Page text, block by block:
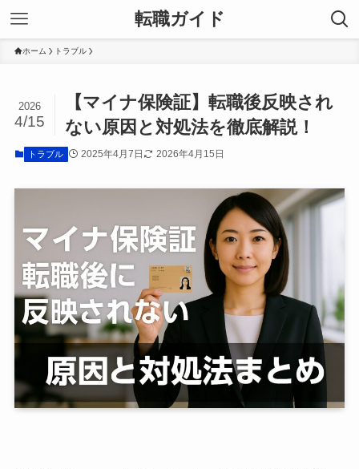
転職ガイド
ホーム トラブル
【マイナ保険証】転職後反映され
ない原因と対処法を徹底解説！
2026
4/15
トラブル 2025年4月7日 2026年4月15日